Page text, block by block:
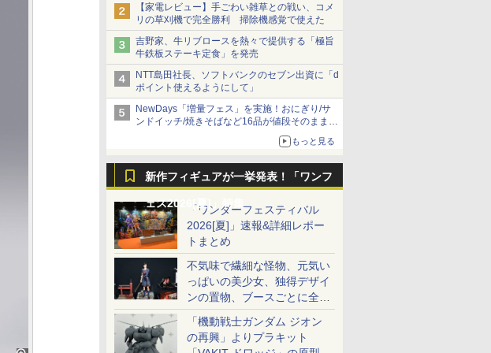
【家電レビュー】手ごわい雑草との戦い、コメ
リの草刈機で完全勝利 掃除機感覚で使えた
吉野家、牛リブロースを熱々で提供する「極旨
牛鉄板ステーキ定食」を発売
NTT島田社長、ソフトバンクのセブン出資に「d
ポイント使えるようにして」
NewDays「増量フェス」を実施！おにぎり/サ
ンドイッチ/焼きそばなど16品が値段そのままで
もっと見る
新作フィギュアが一挙発表！「ワンフ
ェス2026[夏]」特集「ワンダーフェスティバル
2026[夏]」速報&詳細レポー
トまとめ
不気味で繊細な怪物、元気い
っぱいの美少女、独得デザイ
ンの置物、ブースごとに全く
異なる世界が広がる一般ディ
ーラーフォトレポート
「機動戦士ガンダム ジオン
の再興」よりプラキット